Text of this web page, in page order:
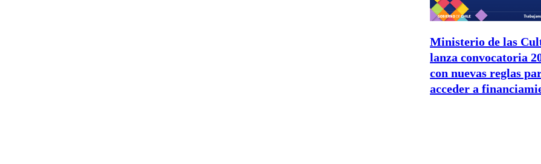
Ministerio de las
lanza convocatoria
con nuevas reglas
acceder a